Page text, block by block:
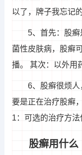
以了，牌子我忘记
5、首先：股
菌性皮肤病，股癣
播。 其次：以外用
6、股癣很烦
要是正在治疗股癣
1：可选的治疗方法
股癣用什么